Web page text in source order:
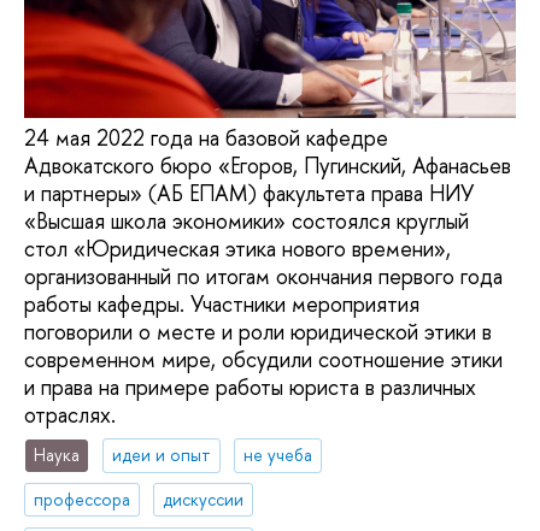
24 мая 2022 года на базовой кафедре
Адвокатского бюро «Егоров, Пугинский, Афанасьев
и партнеры» (АБ ЕПАМ) факультета права НИУ
«Высшая школа экономики» состоялся круглый
стол «Юридическая этика нового времени»,
организованный по итогам окончания первого года
работы кафедры. Участники мероприятия
поговорили о месте и роли юридической этики в
современном мире, обсудили соотношение этики
и права на примере работы юриста в различных
отраслях.
Наука идеи и опыт
не учеба
профессора
дискуссии